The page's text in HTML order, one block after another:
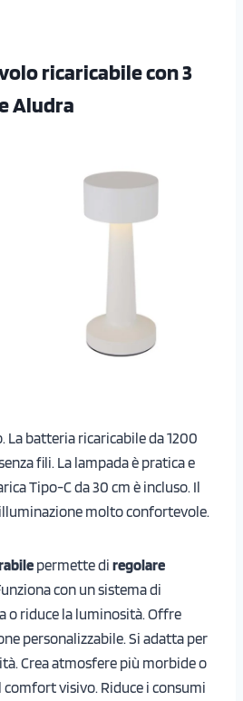
ricaricabile con 3
Aludra
La batteria ricaricabile da 1200
fili. La lampada è pratica e
Tipo-C da 30 cm è incluso. Il
molto confortevole.
permette di regolare
con un sistema di
o riduce la luminosità. Offre
personalizzabile. Si adatta per
Crea atmosfere più morbide o
visivo. Riduce i consumi